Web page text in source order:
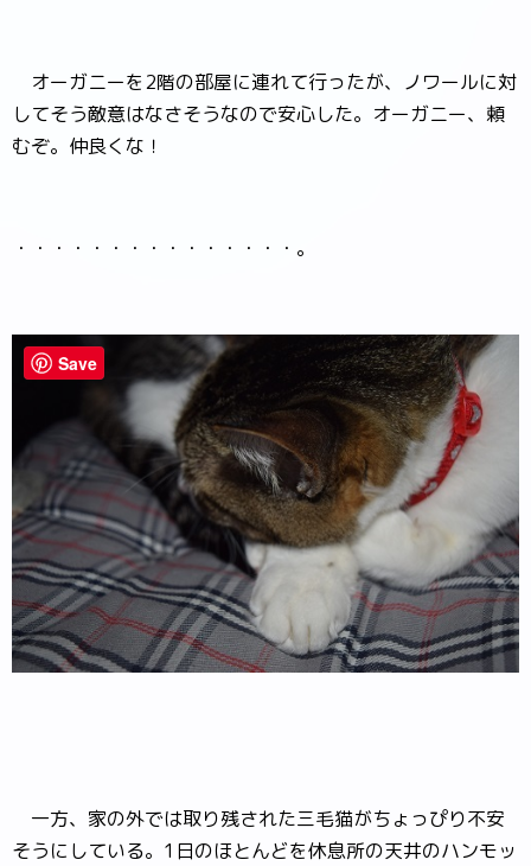
オーガニーを2階の部屋に連れて行ったが、ノワールに対
してそう敵意はなさそうなので安心した。オーガニー、頼
むぞ。仲良くな！
・・・・・・・・・・・・・・・。
一方、家の外では取り残された三毛猫がちょっぴり不安
そうにしている。1日のほとんどを休息所の天井のハンモッ
Save